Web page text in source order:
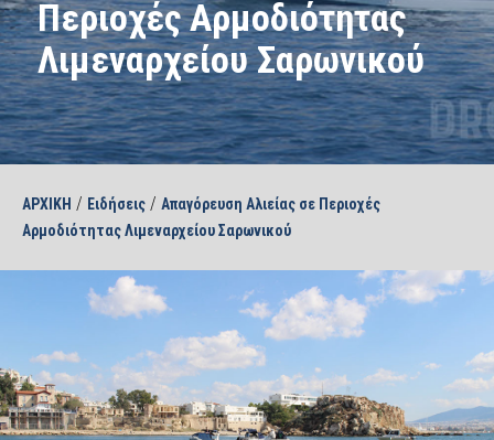
Περιοχές Αρμοδιότητας
Λιμεναρχείου Σαρωνικού
ΑΡΧΙΚΗ / Ειδήσεις / Απαγόρευση Αλιείας σε Περιοχές
Αρμοδιότητας Λιμεναρχείου Σαρωνικού